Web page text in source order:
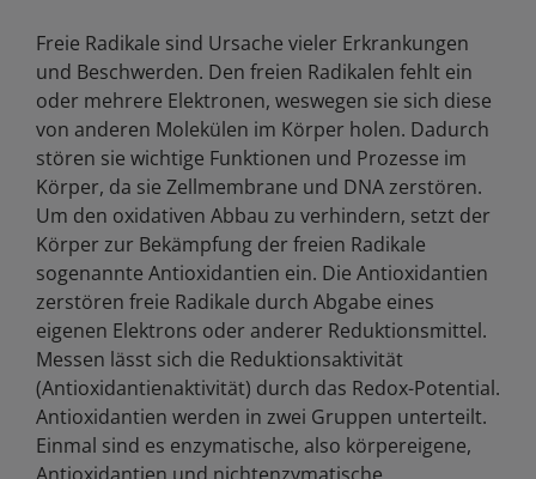
Freie Radikale sind Ursache vieler Erkrankungen
und Beschwerden. Den freien Radikalen fehlt ein
oder mehrere Elektronen, weswegen sie sich diese
von anderen Molekülen im Körper holen. Dadurch
stören sie wichtige Funktionen und Prozesse im
Körper, da sie Zellmembrane und DNA zerstören.
Um den oxidativen Abbau zu verhindern, setzt der
Körper zur Bekämpfung der freien Radikale
sogenannte Antioxidantien ein. Die Antioxidantien
zerstören freie Radikale durch Abgabe eines
eigenen Elektrons oder anderer Reduktionsmittel.
Messen lässt sich die Reduktionsaktivität
(Antioxidantienaktivität) durch das Redox-Potential.
Antioxidantien werden in zwei Gruppen unterteilt.
Einmal sind es enzymatische, also körpereigene,